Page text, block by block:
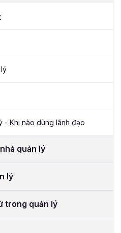
- Khi nào dùng lãnh đạo
quản lý
lý
trong quản lý